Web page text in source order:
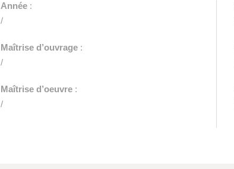
Année :
/
Maîtrise d’ouvrage :
/
Maîtrise d’oeuvre :
/